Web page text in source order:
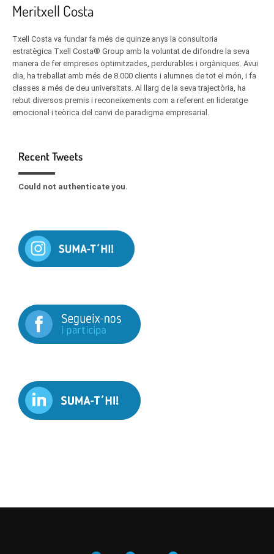
Meritxell Costa
Txell Costa va fundar fa més de quinze anys la consultoria
estratègica Txell Costa® Group amb la voluntat de difondre la seva
manera de fer empreses optimitzades, perdurables i orgàniques. Avui
dia, ha treballat amb més de 8.000 clients i alumnes de tot el món, i fa
classes a més de deu universitats. Al llarg de la seva trajectòria, ha
rebut diversos premis i reconeixements com a referent en lideratge
emocional i teòrica del canvi de paradigma empresarial.
Recent Tweets
Could not authenticate you.